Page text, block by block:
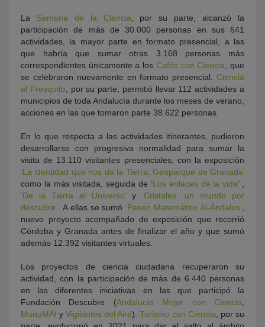
La Semana de la Ciencia , por su parte, alcanzó la
participación de más de 30.000 personas en sus 641
actividades, la mayor parte en formato presencial, a las
que habría que sumar otras 3.168 personas más
correspondientes únicamente a los Cafés con Ciencia , que
se celebraron nuevamente en formato presencial. Ciencia
al Fresquito , por su parte, permitió llevar 112 actividades a
municipios de toda Andalucía durante los meses de verano,
acciones en las que tomaron parte 38.622 personas.
En lo que respecta a las actividades itinerantes, pudieron
desarrollarse con progresiva normalidad para sumar la
visita de 13.110 visitantes presenciales, con la exposición
‘La identidad que nos da la Tierra: Geoparque de Granada’
como la más visitada, seguida de ‘Los enlaces de la vida’ ,
‘De la Tierra al Universo’y ‘Cristales, un mundo por
descubrir’ . A ellas se sumó ‘Paseo Matemático Al-Ándalus’
nuevo proyecto acompañado de exposición que recorrió
Córdoba y Granada antes de finalizar el año y que sumó
además 12.392 visitantes virtuales.
Los proyectos de ciencia ciudadana recuperaron su
actividad, con la participación de más de 6.440 personas
en las diferentes iniciativas en las que participó la
Fundación Descubre (Andalucía Mejor con Ciencia
MonuMAI y Vigilantes del Aire). Turismo con Ciencia , por su